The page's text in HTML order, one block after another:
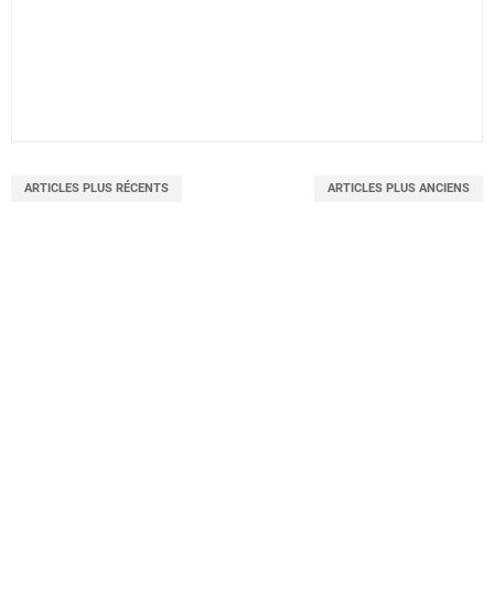
ARTICLES PLUS RÉCENTS ARTICLES PLUS ANCIENS